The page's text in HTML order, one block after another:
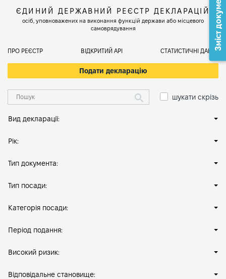
ЄДИНИЙ ДЕРЖАВНИЙ РЕЄСТР ДЕКЛАРАЦІЙ
осіб, уповноважених на виконання функцій держави або місцевого
самоврядування
ПРО РЕЄСТР ВІДКРИТИЙ АРІ СТАТИСТИЧНІ ДАНІ
Подати декларацію
шукати скрізь
Вид декларації:
Рік:
Тип документа:
Тип посади:
Категорія посади:
Період подання:
Високий ризик:
Відповідальне становище:
Зміст документа